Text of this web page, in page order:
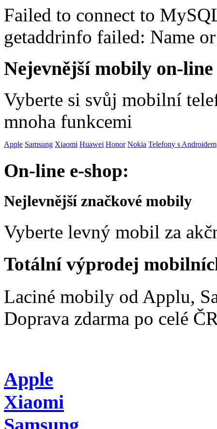
Failed to connect to
getaddrinfo failed: Name
Nejevnější mobily on-
Vyberte si svůj mobilní
mnoha funkcemi
Apple Samsung Xiaomi Huawei Honor Nokia Telefony s Androidem
On-line e-shop:
Nejlevnější značkové mobily
Vyberte levný mobil za
Totální výprodej
Laciné mobily od Applu,
Doprava zdarma po celé
Apple
Xiaomi